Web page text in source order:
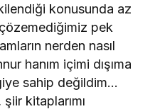
konusunda az
pek
nerden nasıl
hanım içimi dışıma
sahip değildim…
kitaplarımı